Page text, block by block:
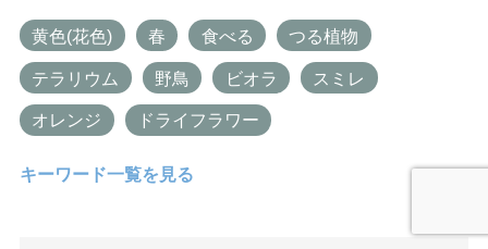
黄色(花色) 春 食べる つる植物
テラリウム 野鳥 ビオラ スミレ
オレンジ ドライフラワー
キーワード一覧を見る